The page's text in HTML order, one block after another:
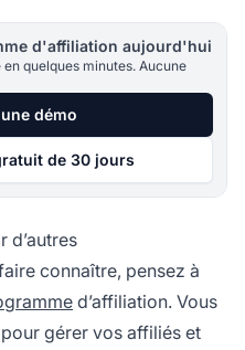
d'affiliation aujourd'hui
quelques minutes. Aucune
démo
de 30 jours
d’autres
connaître, pensez à
d’affiliation. Vous
gérer vos affiliés et